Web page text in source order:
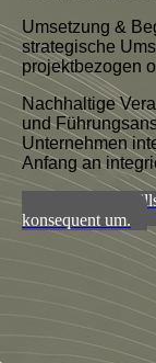
Umsetzung &
strategische
projektbezogen
Nachhaltige
und
Unternehmen
Anfang an
Stoppen Sie
konsequent um.